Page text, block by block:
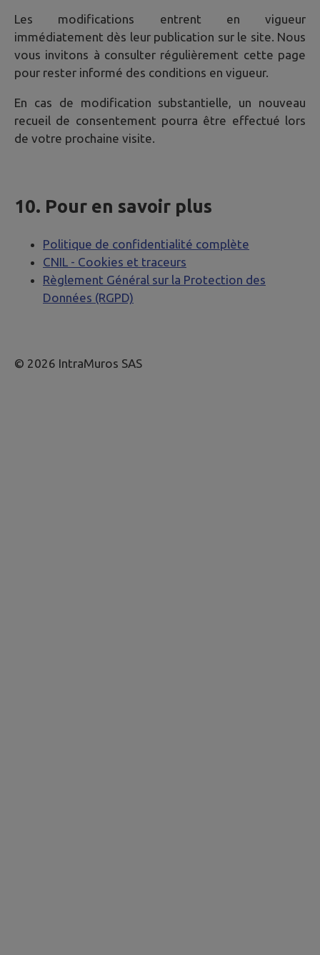
Les modifications entrent en vigueur
immédiatement dès leur publication sur le site. Nous
vous invitons à consulter régulièrement cette page
pour rester informé des conditions en vigueur.
En cas de modification substantielle, un nouveau
recueil de consentement pourra être effectué lors
de votre prochaine visite.
10. Pour en savoir plus
Politique de confidentialité complète
CNIL - Cookies et traceurs
Règlement Général sur la Protection des
Données (RGPD)
© 2026 IntraMuros SAS